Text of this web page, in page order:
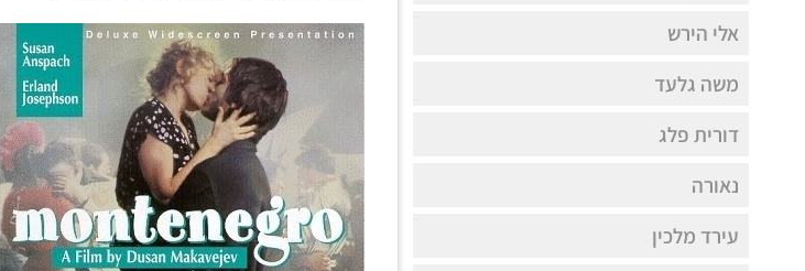
אלי הירש
משה גלעד
דורית פלג
נאורה
עירד מלכין